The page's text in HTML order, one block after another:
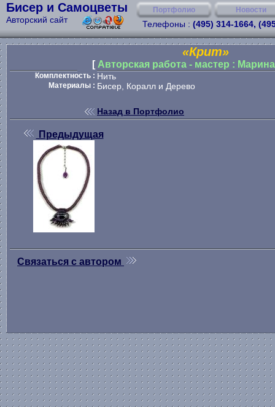
Бисер и Самоцветы
Авторский сайт
Портфолио Новости
Телефоны : (495) 314-1664,
«Крит»
[Авторская работа - мастер :
Комплектность : Нить
Материалы : Бисер, Коралл и Дерево
Назад в Портфолио
Предыдущая
Связаться с автором